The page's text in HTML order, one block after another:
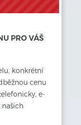
PRO VÁŠ
konkrétní
cenu
e-